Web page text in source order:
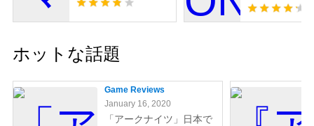
ホットな話題
Game Reviews
January 16, 2020
「アークナイツ」日本で